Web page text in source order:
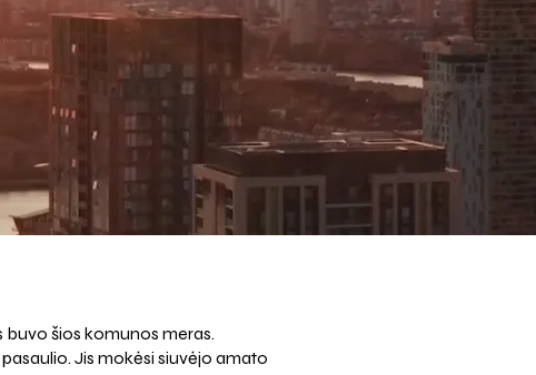
buvo šios komunos meras.
Jis mokėsi siuvėjo amato